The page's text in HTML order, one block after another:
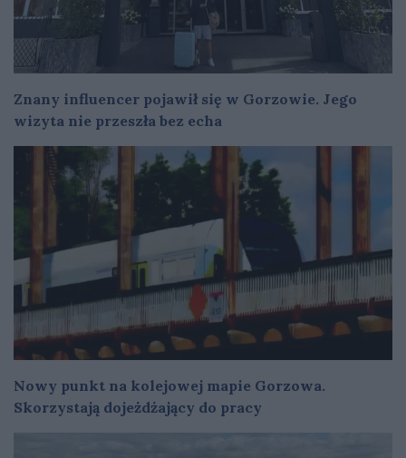
Znany influencer pojawił się w Gorzowie. Jego
wizyta nie przeszła bez echa
Nowy punkt na kolejowej mapie Gorzowa.
Skorzystają dojeżdżający do pracy